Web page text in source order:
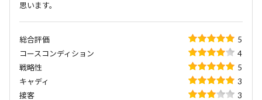
思います。
総合評価
5
コースコンディション
4
戦略性
5
キャディ
3
接客
3